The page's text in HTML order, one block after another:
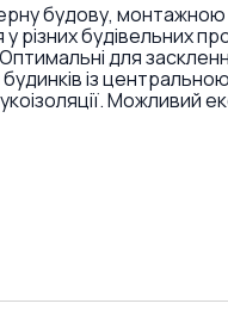
будову,
будівельних
для
із
Можливий